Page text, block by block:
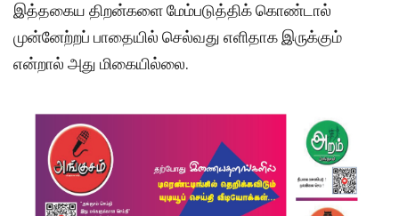
இத்தகைய திறன்களை மேம்படுத்திக் கொண்டால்
முன்னேற்றப் பாதையில் செல்வது எளிதாக இருக்கும்
என்றால் அது மிகையில்லை.